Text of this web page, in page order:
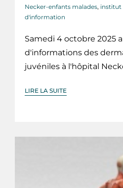
Necker-enfants malades, institut
d'information
Samedi 4 octobre 2025
d'informations des
juvéniles à l'hôpital
LIRE LA SUITE